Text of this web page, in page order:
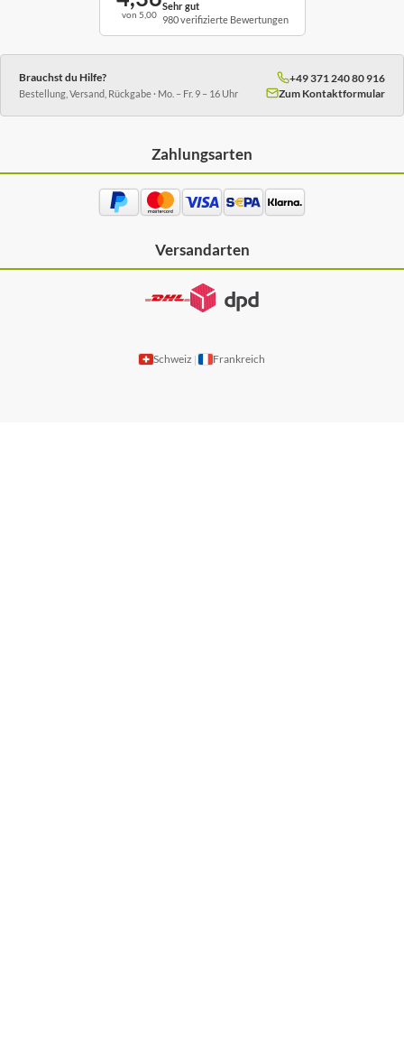
von 5,00
Sehr gut
980 verifizierte Bewertungen
Brauchst du Hilfe?
Bestellung, Versand, Rückgabe · Mo. – Fr. 9 – 16 Uhr
+49 371 240 80 916
Zum Kontaktformular
Zahlungsarten
Versandarten
Schweiz | Frankreich